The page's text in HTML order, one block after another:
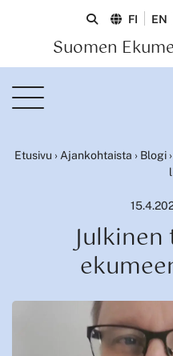
Suomen
FI EN
Etusivu › Ajankohtaista › Blogi›